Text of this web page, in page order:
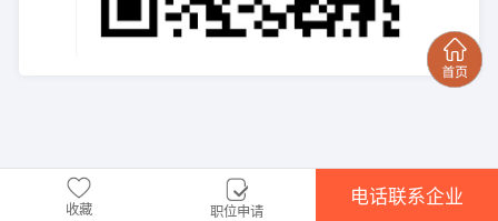
收藏 职位申请
电话联系企业